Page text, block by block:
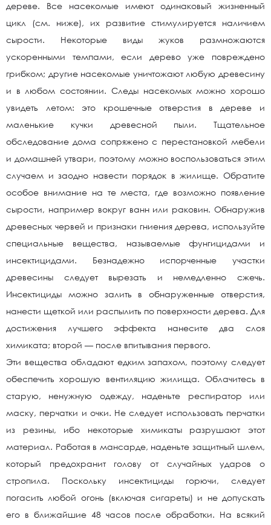
дереве. Все насекомые имеют одинаковый жизненный
цикл (см. ниже), их развитие стимулируется наличием
сырости. Некоторые виды жуков размножаются
ускоренными темпами, если дерево уже повреждено
грибком; другие насекомые уничтожают любую древесину
и в любом состоянии. Следы насекомых можно хорошо
увидеть летом: это крошечные отверстия в дереве и
маленькие кучки древесной пыли. Тщательное
обследование дома сопряжено с перестановкой мебели
и домашней утвари, поэтому можно воспользоваться этим
случаем и заодно навести порядок в жилище. Обратите
особое внимание на те места, где возможно появление
сырости, например вокруг ванн или раковин. Обнаружив
древесных червей и признаки гниения дерева, используйте
специальные вещества, называемые фунгицидами и
инсектицидами. Безнадежно испорченные участки
древесины следует вырезать и немедленно сжечь.
Инсектициды можно залить в обнаруженные отверстия,
нанести щеткой или распылить по поверхности дерева. Для
достижения лучшего эффекта нанесите два слоя
химиката; второй — после впитывания первого.
Эти вещества обладают едким запахом, поэтому следует
обеспечить хорошую вентиляцию жилища. Облачитесь в
старую, ненужную одежду, наденьте респиратор или
маску, перчатки и очки. Не следует использовать перчатки
из резины, ибо некоторые химикаты разрушают этот
материал. Работая в мансарде, наденьте защитный шлем,
который предохранит голову от случайных ударов о
стропила. Поскольку инсектициды горючи, следует
погасить любой огонь (включая сигареты) и не допускать
его в ближайшие 48 часов после обработки. На всякий